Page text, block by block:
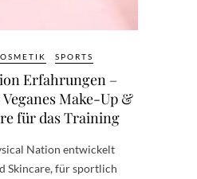
SPORTS
Erfahrungen –
Make-Up &
für das Training
Nation entwickelt
Skincare, für sportlich